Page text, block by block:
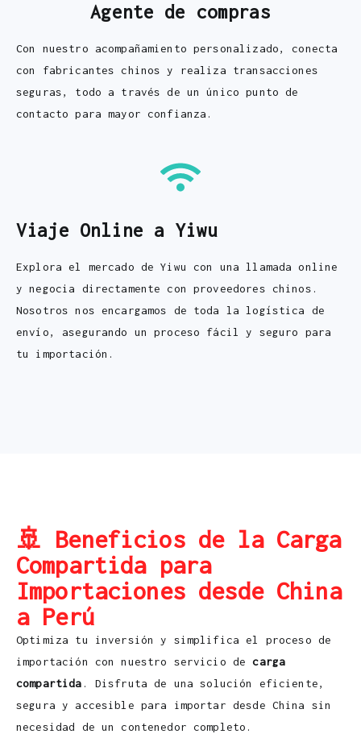
Agente de compras
Con nuestro acompañamiento personalizado, conecta
con fabricantes chinos y realiza transacciones
seguras, todo a través de un único punto de
contacto para mayor confianza.
Viaje Online a Yiwu
Explora el mercado de Yiwu con una llamada online
y negocia directamente con proveedores chinos.
Nosotros nos encargamos de toda la logística de
envío, asegurando un proceso fácil y seguro para
tu importación.
🚢 Beneficios de la Carga
Compartida para
Importaciones desde China
a Perú
Optimiza tu inversión y simplifica el proceso de
importación con nuestro servicio decarga
compartida . Disfruta de una solución eficiente,
segura y accesible para importar desde China sin
necesidad de un contenedor completo.